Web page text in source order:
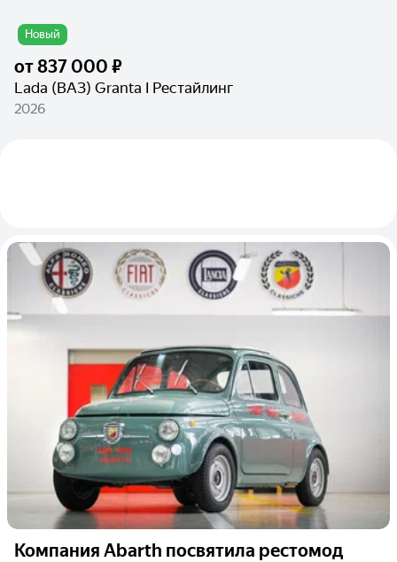
Новый
от837 000 ₽
Lada (ВАЗ) Granta I Рестайлинг
2026
Компания Abarth посвятила рестомод